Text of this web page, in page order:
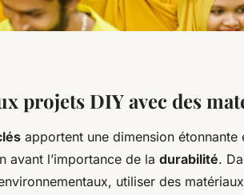
projets DIY avec des
apportent une dimension étonnante
avant l’importance de la durabilité.
utiliser des